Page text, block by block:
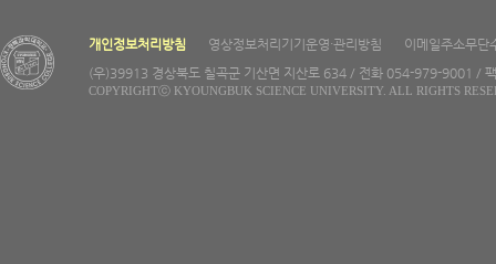
개인정보처리방침 영상정보처리기기운영·관리방침
이메일주소무단
(우)39913 경상북도 칠곡군 기산면 지산로 634 / 전화 054-979-9001 /
COPYRIGHTⓒ KYOUNGBUK SCIENCE UNIVERSITY. ALL RIGHTS